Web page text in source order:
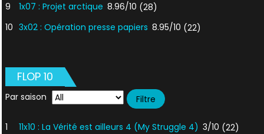
9
1x07 : Projet arctique 8.96/10 (28)
10 3x02 : Opération presse papiers 8.95/10 (22)
FLOP 10
Par saison
1 11x10 : La Vérité est ailleurs 4 (My Struggle 4) 3/10 (22)